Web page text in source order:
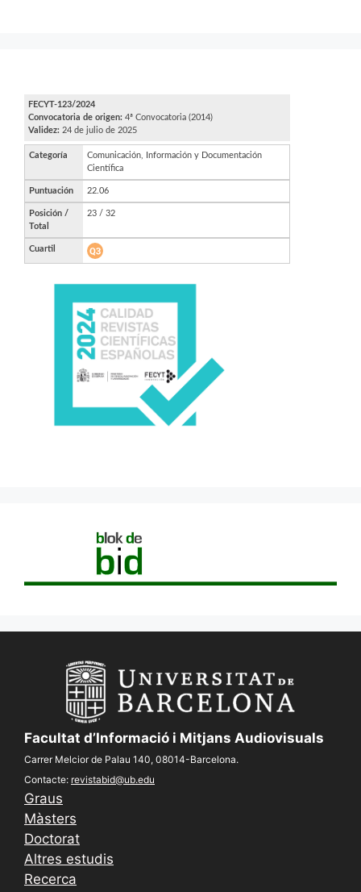
Facultat d’Informació i Mitjans Audiovisuals
Carrer Melcior de Palau 140, 08014-Barcelona.
Contacte: revistabid@ub.edu
Graus
Màsters
Doctorat
Altres estudis
Recerca